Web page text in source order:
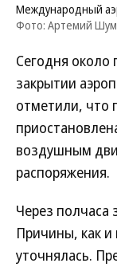
Международный
Фото: Артемий
Сегодня около
закрытии
отметили, что
воздушным
распоряжения.
Через полчаса
Причины, как
уточнялась.